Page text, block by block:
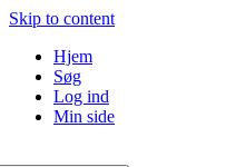
Skip to content
Hjem
Søg
Log ind
Min side